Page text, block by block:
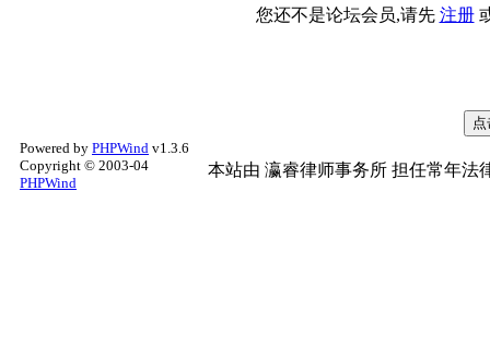
您还不是论坛会员,请先 注册
Powered by PHPWind v1.3.6
Copyright © 2003-04
PHPWind
本站由 瀛睿律师事务所 担任常年法